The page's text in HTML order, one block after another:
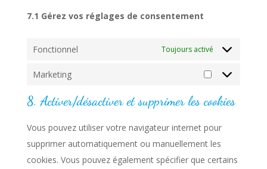
7.1 Gérez vos réglages de consentement
Fonctionnel Toujours activé
Marketing
8. Activer/désactiver et supprimer les cookies
Vous pouvez utiliser votre navigateur internet pour
supprimer automatiquement ou manuellement les
cookies. Vous pouvez également spécifier que certains